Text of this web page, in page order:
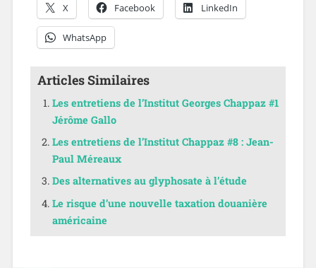
X Facebook LinkedIn
WhatsApp
Articles Similaires
Les entretiens de l’Institut Georges Chappaz #1
Jérôme Gallo
Les entretiens de l’Institut Chappaz #8 : Jean-
Paul Méreaux
Des alternatives au glyphosate à l’étude
Le risque d’une nouvelle taxation douanière
américaine